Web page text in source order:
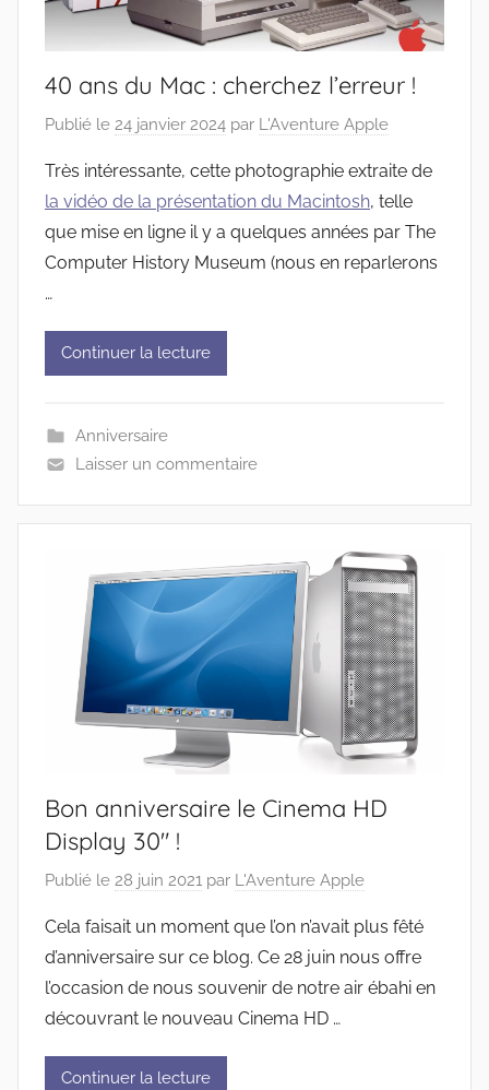
40 ans du Mac : cherchez l’erreur !
Publié le 24 janvier 2024 par L'Aventure Apple
Très intéressante, cette photographie extraite de
la vidéo de la présentation du Macintosh, telle
que mise en ligne il y a quelques années par The
Computer History Museum (nous en reparlerons
…
Continuer la lecture
Anniversaire
Laisser un commentaire
Bon anniversaire le Cinema HD
Display 30″ !
Publié le 28 juin 2021 par L'Aventure Apple
Cela faisait un moment que l’on n’avait plus fêté
d’anniversaire sur ce blog. Ce 28 juin nous offre
l’occasion de nous souvenir de notre air ébahi en
découvrant le nouveau Cinema HD …
Continuer la lecture